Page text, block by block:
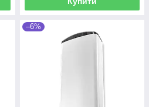
–6%